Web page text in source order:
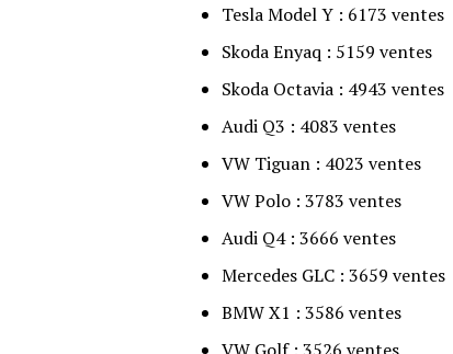
Tesla Model Y : 6173 ventes
Skoda Enyaq : 5159 ventes
Skoda Octavia : 4943 ventes
Audi Q3 : 4083 ventes
VW Tiguan : 4023 ventes
VW Polo : 3783 ventes
Audi Q4 : 3666 ventes
Mercedes GLC : 3659 ventes
BMW X1 : 3586 ventes